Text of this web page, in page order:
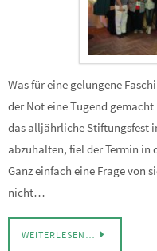
Was für eine gelungene
der Not eine Tugend
das alljährliche Stiftungsfest
abzuhalten, fiel der Termin in
Ganz einfach eine Frage von
nicht…
WEITERLESEN…